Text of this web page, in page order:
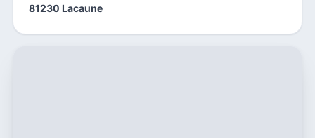
81230 Lacaune